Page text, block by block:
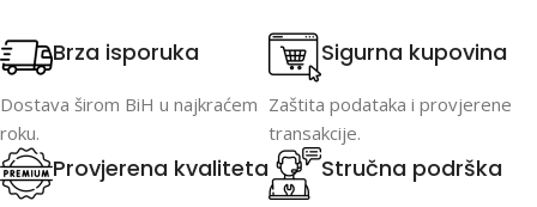
Brza isporuka
Dostava širom BiH u najkraćem
roku.
Sigurna kupovina
Zaštita podataka i provjerene
transakcije.
Provjerena kvaliteta Stručna podrška